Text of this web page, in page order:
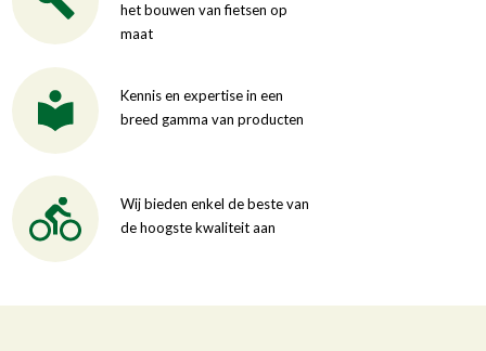
het bouwen van fietsen op
maat
Kennis en expertise in een
breed gamma van producten
Wij bieden enkel de beste van
de hoogste kwaliteit aan